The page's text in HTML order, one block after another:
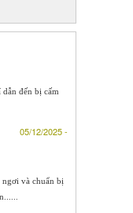
đến bị cấm
05/12/2025 -
và chuẩn bị